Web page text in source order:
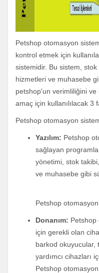
Petshop otomasyon
kontrol etmek için
sistemidir. Bu sistem,
hizmetleri ve muhasebe
petshop'un verimliliğini ve
amaç için kullanılılacak 3
Petshop otomasyon
Yazılım: Petshop
sağlayan
yönetimi, stok
ve muhasebe gibi
Petshop otomasyon
Donanım: Petshop
için gerekli olan
barkod okuyucular,
yardımcı cihazları
Petshop otomasyon